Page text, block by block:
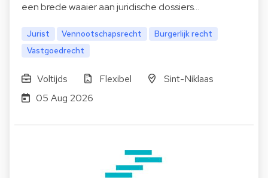
een brede waaier aan juridische dossiers…
Jurist Vennootschapsrecht
Burgerlijk recht
Vastgoedrecht
Voltijds Flexibel
Sint-Niklaas
05 Aug 2026